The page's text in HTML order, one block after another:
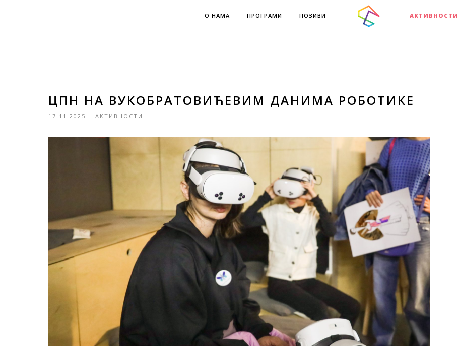
О НАМА ПРОГРАМИ ПОЗИВИ АКТИВНОСТИ
ЦПН НА ВУКОБРАТОВИЋЕВИМ ДАНИМА РОБОТИКЕ
17.11.2025 | АКТИВНОСТИ